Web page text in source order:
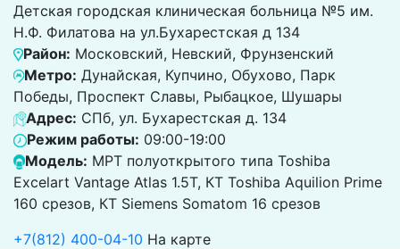
Детская городская клиническая больница №5 им.
Н.Ф. Филатова на ул.Бухарестская д 134
Район: Московский, Невский, Фрунзенский
Метро: Дунайская, Купчино, Обухово, Парк
Победы, Проспект Славы, Рыбацкое, Шушары
Адрес: СПб, ул. Бухарестская д. 134
Режим работы: 09:00-19:00
Модель: МРТ полуоткрытого типа Toshiba
Excelart Vantage Atlas 1.5Т, КТ Toshiba Aquilion Prime
160 срезов, КТ Siemens Somatom 16 срезов
+7(812) 400-04-10 На карте